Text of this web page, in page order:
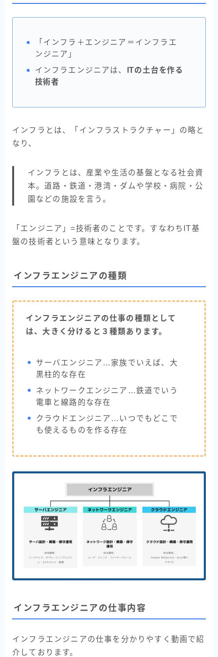
「インフラ＋エンジニア＝インフラエ
ンジニア」
インフラエンジニアは、
ITの土台を作る
技術者
インフラとは、「インフラストラクチャー」の略と
なり、
インフラとは、産業や生活の基盤となる社会資
本。道路・鉄道・港湾・ダムや学校・病院・公
園などの施設を言う。
「エンジニア」=技術者のことです。すなわちIT基
盤の技術者という意味となります。
インフラエンジニアの種類
インフラエンジニアの仕事の種類として
は、大きく分けると３種類あります。
サーバエンジニア…家族でいえば、大
黒柱的な存在
ネットワークエンジニア…鉄道でいう
電車と線路的な存在
クラウドエンジニア…いつでもどこで
も使えるものを作る存在
インフラエンジニアの仕事内容
インフラエンジニアの仕事を分かりやすく動画で紹
介しております。